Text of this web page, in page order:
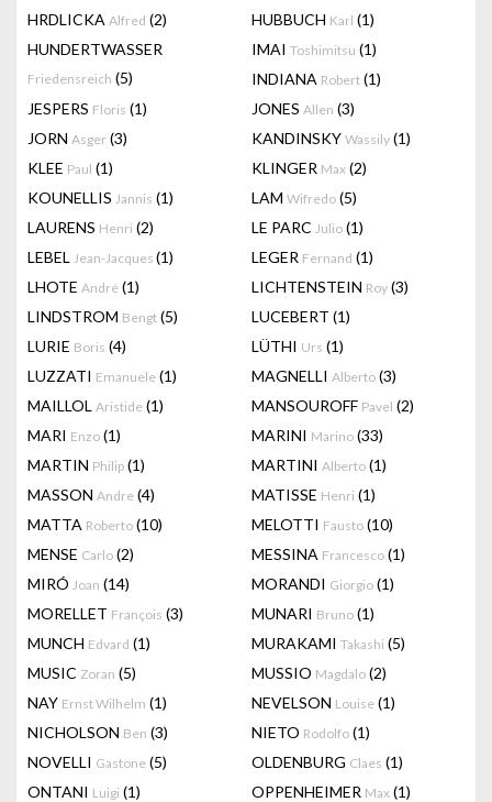
HRDLICKA Alfred (2) HUBBUCH Karl (1)
HUNDERTWASSER
Friedensreich (5)
IMAI Toshimitsu (1)
INDIANA Robert (1)
JESPERS Floris (1) JONES Allen (3)
JORN Asger (3) KANDINSKY Wassily (1)
KLEE Paul (1) KLINGER Max (2)
KOUNELLIS Jannis (1) LAM Wifredo (5)
LAURENS Henri (2) LE PARC Julio (1)
LEBEL Jean-Jacques (1) LEGER Fernand (1)
LHOTE André (1) LICHTENSTEIN Roy (3)
LINDSTROM Bengt (5) LUCEBERT (1)
LURIE Boris (4) LÜTHI Urs (1)
LUZZATI Emanuele (1) MAGNELLI Alberto (3)
MAILLOL Aristide (1) MANSOUROFF Pavel (2)
MARI Enzo (1) MARINI Marino (33)
MARTIN Philip (1) MARTINI Alberto (1)
MASSON Andre (4) MATISSE Henri (1)
MATTA Roberto (10) MELOTTI Fausto (10)
MENSE Carlo (2) MESSINA Francesco (1)
MIRÓ Joan (14) MORANDI Giorgio (1)
MORELLET François (3) MUNARI Bruno (1)
MUNCH Edvard (1) MURAKAMI Takashi (5)
MUSIC Zoran (5) MUSSIO Magdalo (2)
NAY Ernst Wilhelm (1) NEVELSON Louise (1)
NICHOLSON Ben (3) NIETO Rodolfo (1)
NOVELLI Gastone (5) OLDENBURG Claes (1)
ONTANI Luigi (1) OPPENHEIMER Max (1)